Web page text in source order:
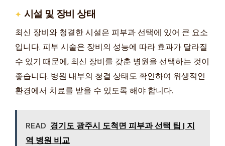
시설 및 장비 상태
최신 장비와 청결한 시설은 피부과 선택에 있어 큰 요소
입니다. 피부 시술은 장비의 성능에 따라 효과가 달라질
수 있기 때문에, 최신 장비를 갖춘 병원을 선택하는 것이
좋습니다. 병원 내부의 청결 상태도 확인하여 위생적인
환경에서 치료를 받을 수 있도록 해야 합니다.
READ 경기도 광주시 도척면 피부과 선택 팁 | 지
역 병원 비교